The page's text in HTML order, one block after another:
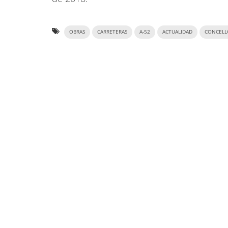
OBRAS CARRETERAS A-52 ACTUALIDAD